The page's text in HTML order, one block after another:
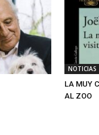
NOTICIAS
LA MUY
AL ZOO